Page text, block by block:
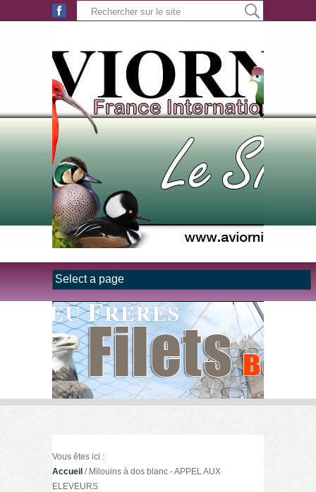
Aller au contenu principal
Vous êtes ici :
Accueil / Milouins à dos blanc - APPEL AUX
ELEVEURS